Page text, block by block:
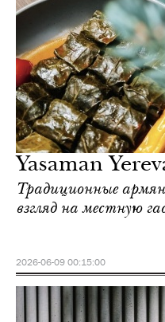
Yasaman
Традиционные
взгляд на местную
2026-06-09 00:15:00
Guide